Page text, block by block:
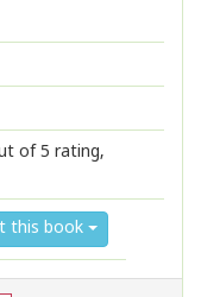
of 5 rating,
this book